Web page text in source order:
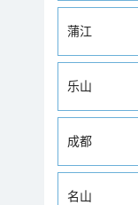
蒲江
乐山
成都
名山